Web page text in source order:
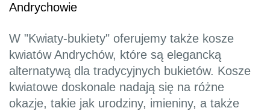
Andrychowie
W "Kwiaty-bukiety" oferujemy także kosze
kwiatów Andrychów, które są elegancką
alternatywą dla tradycyjnych bukietów. Kosze
kwiatowe doskonale nadają się na różne
okazje, takie jak urodziny, imieniny, a także